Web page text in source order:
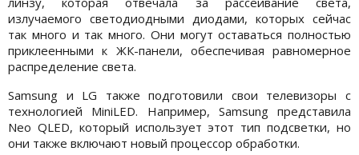
излучаемого светодиодными диодами, которых сейчас
так много и так много. Они могут оставаться полностью
приклеенными к ЖК-панели, обеспечивая равномерное
распределение света.
Samsung и LG также подготовили свои телевизоры с
технологией MiniLED. Например, Samsung представила
Neo QLED, который использует этот тип подсветки, но
они также включают новый процессор обработки.